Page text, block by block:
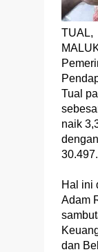
TUAL,
Tual
naik
Hal ini
Adam
dan